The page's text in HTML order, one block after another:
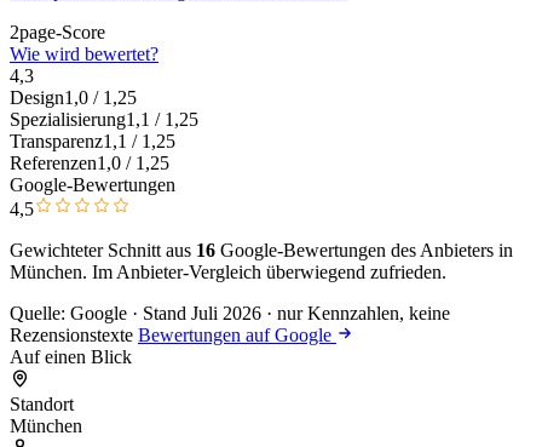
2page-Score
Wie wird bewertet?
4,3
Design1,0 / 1,25
Spezialisierung1,1 / 1,25
Transparenz1,1 / 1,25
Referenzen1,0 / 1,25
Google-Bewertungen
4,5
Gewichteter Schnitt aus 16 Google-Bewertungen des Anbieters in
München. Im Anbieter-Vergleich überwiegend zufrieden.
Quelle: Google · Stand Juli 2026 · nur Kennzahlen, keine
Rezensionstexte Bewertungen auf Google
Auf einen Blick
Standort
München